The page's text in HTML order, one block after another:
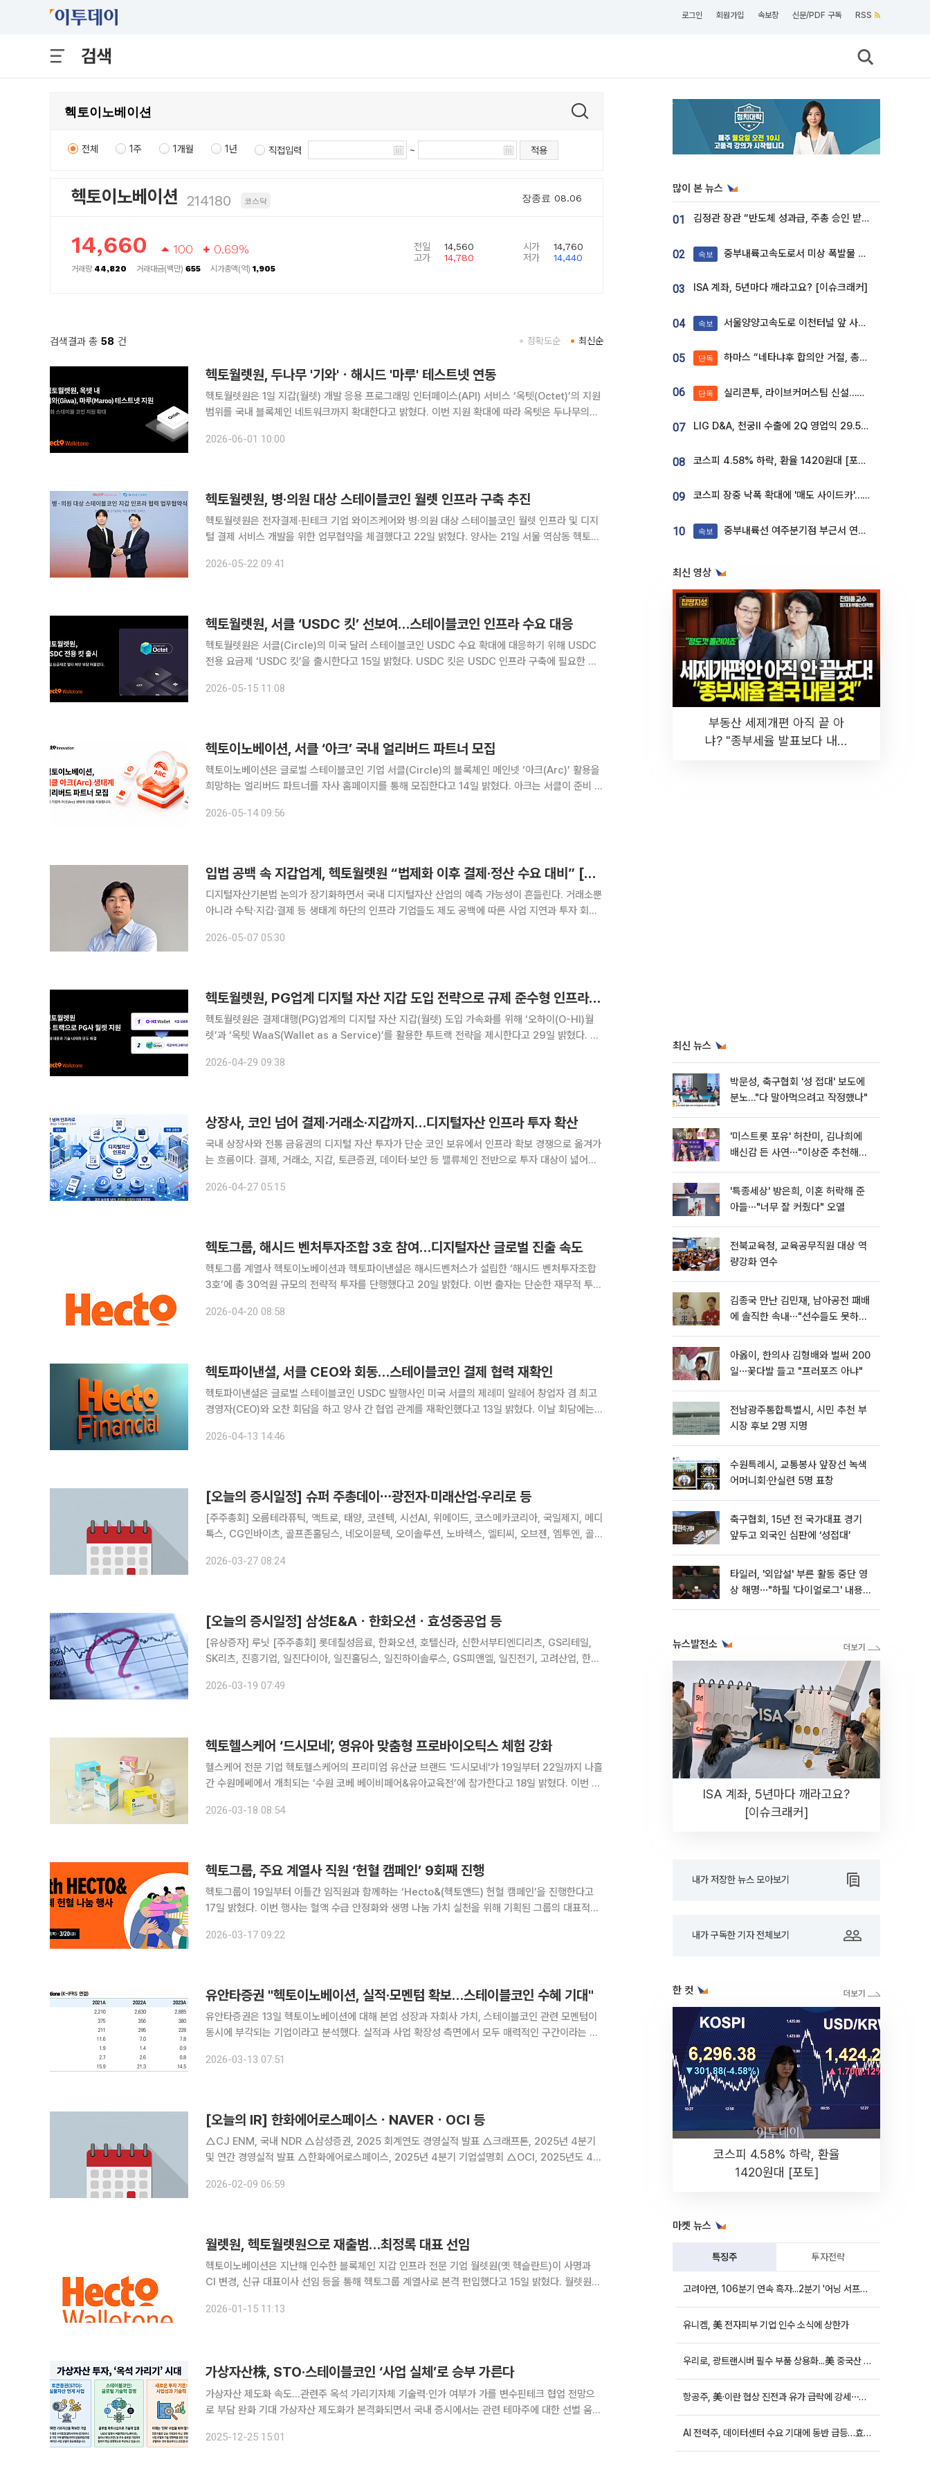
로그인 회원가입 속보창 신문/PDF 구독 RSS
검색
전체 1주 1개월 1년 직접입력 ~ 적용
헥토이노베이션 214180 코스닥 장종료 08.06
14,660 100 0.69%
거래량 44,820 거래대금(백만) 655 시가총액(억) 1,905
전일
14,560
고가
14,780
시가
14,760
저가
14,440
검색결과 총 58 건 최신순
정확도순
헥토월렛원, 두나무 '기와'ㆍ해시드 '마루' 테스트넷 연동
헥토월렛원은 1일 지갑(월렛) 개발 응용 프로그래밍 인터페이스(API) 서비스 ‘옥텟(Octet)’의 지원
범위를 국내 블록체인 네트워크까지 확대한다고 밝혔다. 이번 지원 확대에 따라 옥텟은 두나무의
원화 스테이블코인 시대에 대비해 금융·핀테크 기업 등
2026-06-01 10:00
헥토월렛원, 병·의원 대상 스테이블코인 월렛 인프라 구축 추진
헥토월렛원은 전자결제·핀테크 기업 와이즈케어와 병·의원 대상 스테이블코인 월렛 인프라 및 디지
털 결제 서비스 개발을 위한 업무협약을 체결했다고 22일 밝혔다. 양사는 21일 서울 역삼동 헥토월
헥토월렛원 부대표와 양진부 와이즈케어 대표를 비롯한 관계자들이 참
2026-05-22 09:41
헥토월렛원, 서클 ‘USDC 킷’ 선보여…스테이블코인 인프라 수요 대응
헥토월렛원은 서클(Circle)의 미국 달러 스테이블코인 USDC 수요 확대에 대응하기 위해 USDC
전용 요금제 ‘USDC 킷’을 출시한다고 15일 밝혔다. USDC 킷은 USDC 인프라 구축에 필요한 디
USDC 활용 비중이 높은 6대 블록체인
2026-05-15 11:08
헥토이노베이션, 서클 ‘아크’ 국내 얼리버드 파트너 모집
헥토이노베이션은 글로벌 스테이블코인 기업 서클(Circle)의 블록체인 메인넷 ‘아크(Arc)’ 활용을
희망하는 얼리버드 파트너를 자사 홈페이지를 통해 모집한다고 14일 밝혔다. 아크는 서클이 준비 중
2026-05-14 09:56
입법 공백 속 지갑업계, 헥토월렛원 “법제화 이후 결제·정산 수요 대비” [가상자산 입법 공백의 비용③]
디지털자산기본법 논의가 장기화하면서 국내 디지털자산 산업의 예측 가능성이 흔들린다. 거래소뿐
아니라 수탁·지갑·결제 등 생태계 하단의 인프라 기업들도 제도 공백에 따른 사업 지연과 투자 회수
2026-05-07 05:30
헥토월렛원, PG업계 디지털 자산 지갑 도입 전략으로 규제 준수형 인프라 제시
헥토월렛원은 결제대행(PG)업계의 디지털 자산 지갑(월렛) 도입 가속화를 위해 ‘오하이(O-HI)월
렛’과 ‘옥텟 WaaS(Wallet as a Service)’를 활용한 투트랙 전략을 제시한다고 29일 밝혔다. 이
텟 WaaS를 활용해 PG사가 디지털 자산 결제
2026-04-29 09:38
상장사, 코인 넘어 결제·거래소·지갑까지…디지털자산 인프라 투자 확산
국내 상장사와 전통 금융권의 디지털 자산 투자가 단순 코인 보유에서 인프라 확보 경쟁으로 옮겨가
는 흐름이다. 결제, 거래소, 지갑, 토큰증권, 데이터·보안 등 밸류체인 전반으로 투자 대상이 넓어지
26일 금융감독원 전자공시시스템(DART)에 따르면 코스닥 상
2026-04-27 05:15
헥토그룹, 해시드 벤처투자조합 3호 참여…디지털자산 글로벌 진출 속도
헥토그룹 계열사 헥토이노베이션과 헥토파이낸셜은 해시드벤처스가 설립한 ‘해시드 벤처투자조합
3호’에 총 30억원 규모의 전략적 투자를 단행했다고 20일 밝혔다. 이번 출자는 단순한 재무적 투자
적 결정이라는 게 회사 측 설명이다. 헥토그룹은 이번 펀드 참여를 통
2026-04-20 08:58
헥토파이낸셜, 서클 CEO와 회동…스테이블코인 결제 협력 재확인
헥토파이낸셜은 글로벌 스테이블코인 USDC 발행사인 미국 서클의 제레미 알레어 창업자 겸 최고
경영자(CEO)와 오찬 회담을 하고 양사 간 협업 관계를 재확인했다고 13일 밝혔다. 이날 회담에는
스테이블코인 기반 글로벌 결제 사업 협력의 방향성과 전략을 다시
2026-04-13 14:46
[오늘의 증시일정] 슈퍼 주총데이⋯광전자·미래산업·우리로 등
[주주총회] 오름테라퓨틱, 액트로, 태양, 코렌텍, 시선AI, 위메이드, 코스메카코리아, 국일제지, 메디
톡스, CG인바이츠, 골프존홀딩스, 네오이뮨텍, 오이솔루션, 노바렉스, 엘티씨, 오브젠, 엠투엔, 골프
에이텀, 제이티, 유니온바이오메트릭스, 인터플
2026-03-27 08:24
[오늘의 증시일정] 삼성E&Aㆍ한화오션ㆍ효성중공업 등
[유상증자] 루닛 [주주총회] 롯데칠성음료, 한화오션, 호텔신라, 신한서부티엔디리츠, GS리테일,
SK리츠, 진흥기업, 일진다이아, 일진홀딩스, 일진하이솔루스, GS피앤엘, 일진전기, 고려산업, 한솔
송원산업, 한국수출포장공업, 삼성생명, 삼성카드, LG디
2026-03-19 07:49
헥토헬스케어 ‘드시모네’, 영유아 맞춤형 프로바이오틱스 체험 강화
헬스케어 전문 기업 헥토헬스케어의 프리미엄 유산균 브랜드 '드시모네'가 19일부터 22일까지 나흘
간 수원메쎄에서 개최되는 ‘수원 코베 베이비페어&유아교육전’에 참가한다고 18일 밝혔다. 이번 행
공유하는 자리다. 헥토헬스케어는 이번 박람회에서 드시모네 베
2026-03-18 08:54
헥토그룹, 주요 계열사 직원 ‘헌혈 캠페인’ 9회째 진행
헥토그룹이 19일부터 이틀간 임직원과 함께하는 ‘Hecto&(헥토앤드) 헌혈 캠페인’을 진행한다고
17일 밝혔다. 이번 행사는 혈액 수급 안정화와 생명 나눔 가치 실천을 위해 기획된 그룹의 대표적
분)을 밑도는 '관심' 단계에 머물러 있다. 특히 지난
2026-03-17 09:22
유안타증권 "헥토이노베이션, 실적·모멘텀 확보…스테이블코인 수혜 기대"
유안타증권은 13일 헥토이노베이션에 대해 본업 성장과 자회사 가치, 스테이블코인 관련 모멘텀이
동시에 부각되는 기업이라고 분석했다. 실적과 사업 확장성 측면에서 모두 매력적인 구간이라는 설
비 12.8% 증가했고, 신규 서비스 출시와 고객 다변화 전략이 이어
2026-03-13 07:51
[오늘의 IR] 한화에어로스페이스ㆍNAVERㆍOCI 등
△CJ ENM, 국내 NDR △삼성증권, 2025 회계연도 경영실적 발표 △크래프톤, 2025년 4분기
및 연간 경영실적 발표 △한화에어로스페이스, 2025년 4분기 기업설명회 △OCI, 2025년도 4분
및 기업가치 제고 △동아쏘시오홀딩스, 회사 이해 증
2026-02-09 06:59
월렛원, 헥토월렛원으로 재출범…최정록 대표 선임
헥토이노베이션은 지난해 인수한 블록체인 지갑 인프라 전문 기업 월렛원(옛 헥슬란트)이 사명과
CI 변경, 신규 대표이사 선임 등을 통해 헥토그룹 계열사로 본격 편입했다고 15일 밝혔다. 월렛원은
최 대표는 헥토이노베이션에 합류한 이후 그룹 내 블록체인 사업 자
2026-01-15 11:13
가상자산株, STO·스테이블코인 ‘사업 실체’로 승부 가른다
가상자산 제도화 속도…관련주 옥석 가리기자체 기술력·인가 여부가 가를 변수핀테크 협업 전망으
로 부담 완화 기대 가상자산 제도화가 본격화되면서 국내 증시에서는 관련 테마주에 대한 선별 움직
25일 가상자산 및 증권업계에 따르면 가상자산 제도화가 속도를 내면서 국내
2025-12-25 15:01
많이 본 뉴스
01 김정관 장관 “반도체 성과급, 주총 승인 받도록”…상법·자본시장법 개정 시사
02 속보 중부내륙고속도로서 미상 폭발물 발견
03 ISA 계좌, 5년마다 깨라고요? [이슈크래커]
04 속보 서울양양고속도로 이천터널 앞 사고 발생
05 단독 하마스 “네타냐후 합의안 거절, 총선 앞두고 시간 끌기”
06 단독 실리콘투, 라이브커머스팀 신설…K뷰티 ‘글로벌 판매망’ 확대[K뷰티 라방戰]
07 LIG D&A, 천궁Ⅱ 수출에 2Q 영업익 29.5%↑…수주잔고 24.6조 [종합]
08 코스피 4.58% 하락, 환율 1420원대 [포토]
09 코스피 장중 낙폭 확대에 '매도 사이드카'…외인 2.8조'팔자'· 개인 3.1조 '사자'
10 속보 중부내륙선 여주분기점 부근서 연이은 추돌사고 발생
최신 영상
부동산 세제개편 아직 끝 아
냐? "종부세율 발표보다 내릴
최신 뉴스
박문성, 축구협회 '성 접대' 보도에
분노…"다 말아먹으려고 작정했나"
'미스트롯 포유' 허찬미, 김나희에
배신감 든 사연⋯"이상준 추천해주
'특종세상' 방은희, 이혼 허락해 준
아들⋯"너무 잘 커줬다" 오열
전북교육청, 교육공무직원 대상 역
량강화 연수
김종국 만난 김민재, 남아공전 패배
에 솔직한 속내⋯"선수들도 못하긴
아옳이, 한의사 김형배와 벌써 200
일⋯꽃다발 들고 "프러포즈 아냐"
전남광주통합특별시, 시민 추천 부
시장 후보 2명 지명
수원특례시, 교통봉사 앞장선 녹색
어머니회·안실련 5명 표창
축구협회, 15년 전 국가대표 경기
앞두고 외국인 심판에 ‘성접대’
타일러, '외압설' 부른 활동 중단 영
상 해명⋯"하필 '다이얼로그' 내용이
뉴스발전소
ISA 계좌, 5년마다 깨라고요?
[이슈크래커]
내가 저장한 뉴스 모아보기
내가 구독한 기자 전체보기
한 컷
코스피 4.58% 하락, 환율
1420원대 [포토]
마켓 뉴스
특징주 투자전략
고려아연, 106분기 연속 흑자...2분기 '어닝 서프라이즈'에 장 초반 12%대 강세
유니켐, 美 전자피부 기업 인수 소식에 상한가
우리로, 광트랜시버 필수 부품 상용화...美 중국산 퇴출 추진에 상승세
항공주, 美·이란 협상 진전과 유가 급락에 강세⋯한진칼 8%↑
AI 전력주, 데이터센터 수요 기대에 동반 급등…효성중공업 10%↑